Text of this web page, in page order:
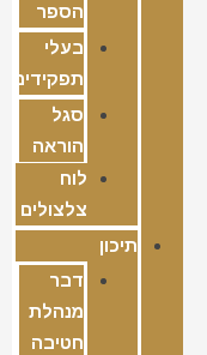
הספר
בעלי
תפקידים
סגל
הוראה
לוח
צלצולים
תיכון
דבר
מנהלת
חטיבה